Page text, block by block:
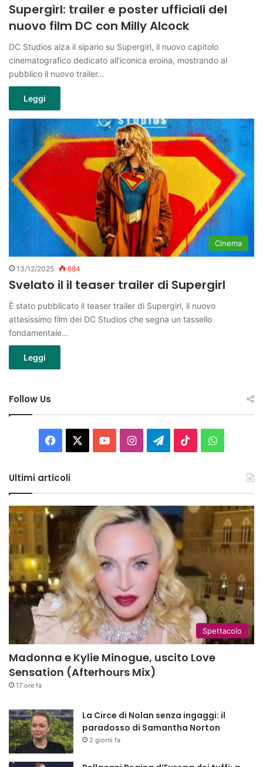
Supergirl: trailer e poster ufficiali del
nuovo film DC con Milly Alcock
DC Studios alza il sipario su Supergirl, il nuovo capitolo
cinematografico dedicato all’iconica eroina, mostrando al
pubblico il nuovo trailer…
Leggi
Cinema
13/12/2025 684
Svelato il il teaser trailer di Supergirl
È stato pubblicato il teaser trailer di Supergirl, il nuovo
attesissimo film dei DC Studios che segna un tassello
fondamentale…
Leggi
Follow Us
Facebook You InstagramTelegram
TikTok
Ultimi articoli
Spettacolo
Madonna e Kylie Minogue, uscito Love
Sensation (Afterhours Mix)
17 ore fa
La Circe di Nolan senza ingaggi: il
paradosso di Samantha Norton
2 giorni fa